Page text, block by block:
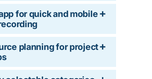
for quick and mobile
planning for project